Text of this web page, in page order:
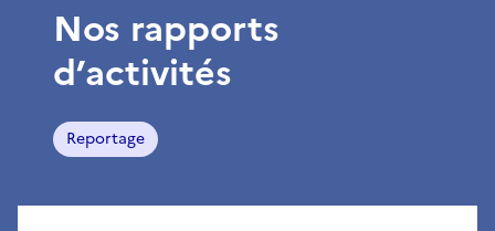
Nos rapports
d’activités
Reportage